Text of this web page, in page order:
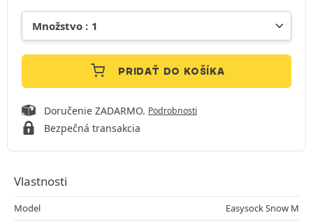
PRIDAŤ DO KOŠÍKA
Doručenie ZADARMO. Podrobnosti
Bezpečná transakcia
Vlastnosti
Model
Easysock Snow M